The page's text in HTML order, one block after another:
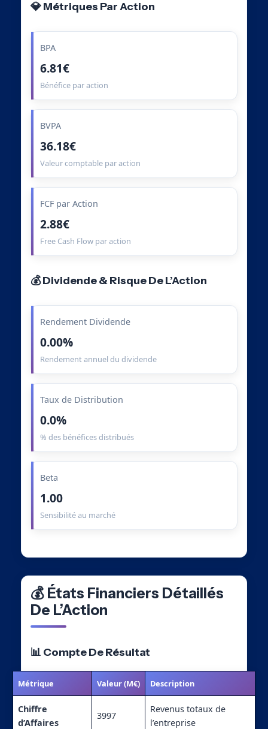
💎 Métriques Par Action
BPA
6.81€
Bénéfice par action
BVPA
36.18€
Valeur comptable par action
FCF par Action
2.88€
Free Cash Flow par action
💰 Dividende & Risque De L’Action
Rendement Dividende
0.00%
Rendement annuel du dividende
Taux de Distribution
0.0%
% des bénéfices distribués
Beta
1.00
Sensibilité au marché
💰 États Financiers Détaillés
De L’Action
📊 Compte De Résultat
Métrique Valeur (M€) Description
Chiffre
d’Affaires
3997
Revenus totaux de
l’entreprise